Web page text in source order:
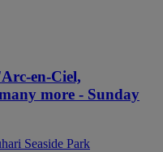
en-Ciel,
more - Sunday
Seaside Park